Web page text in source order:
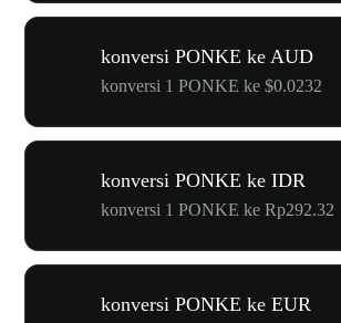
konversi PONKE ke AUD
konversi 1 PONKE ke $0.0232
konversi PONKE ke IDR
konversi 1 PONKE ke Rp292.32
konversi PONKE ke EUR